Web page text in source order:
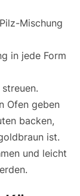
Mischung
in jede Form
Ofen geben
backen,
ist.
und leicht